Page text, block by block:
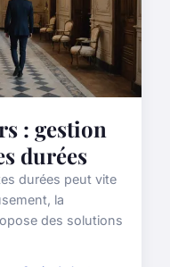
: gestion
durées
durées peut vite
la
des solutions